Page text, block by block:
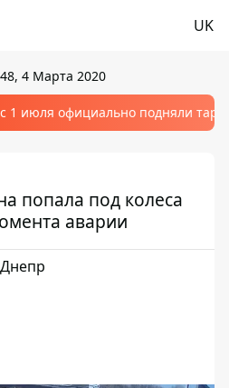
UK
4 Марта 2020
1 июля официально подняли
попала под колеса
аварии